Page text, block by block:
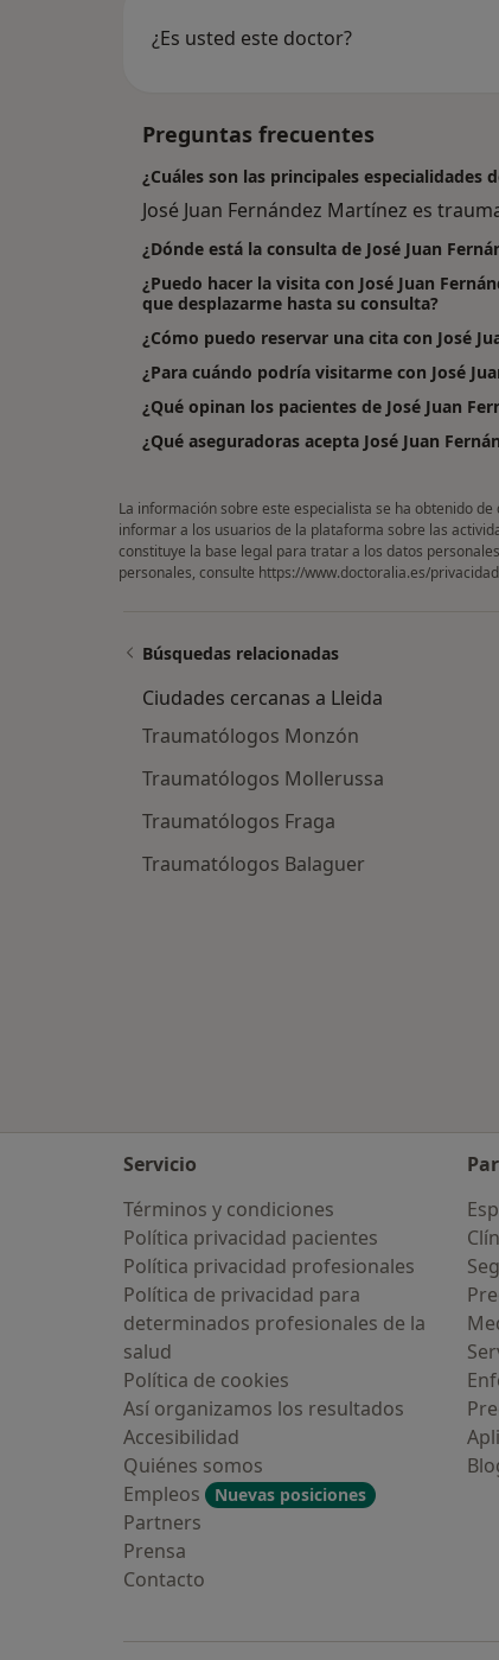
¿Es usted este doctor?
Preguntas frecuentes
¿Cuáles son las principales especialidades
José Juan Fernández Martínez es
¿Dónde está la consulta de José Juan
¿Puedo hacer la visita con José Juan
que desplazarme hasta su consulta?
¿Cómo puedo reservar una cita con José
¿Para cuándo podría visitarme con José
¿Qué opinan los pacientes de José Juan
¿Qué aseguradoras acepta José Juan
La información sobre este especialista se ha obtenido
informar a los usuarios de la plataforma sobre las
constituye la base legal para tratar a los datos
personales, consulte https://www.doctoralia.es/privacidad
Búsquedas relacionadas
Ciudades cercanas a Lleida
Traumatólogos Monzón
Traumatólogos Mollerussa
Traumatólogos Fraga
Traumatólogos Balaguer
Servicio
Términos y condiciones
Política privacidad pacientes
Política privacidad profesionales
Política de privacidad para
determinados profesionales de la
salud
Política de cookies
Así organizamos los resultados
Accesibilidad
Quiénes somos
Empleos
Nuevas posiciones
Partners
Prensa
Contacto